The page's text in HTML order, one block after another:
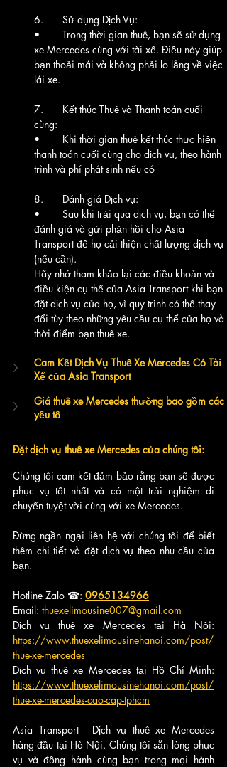
6.	Sử dụng Dịch Vụ:
•	Trong thời gian thuê, bạn sẽ sử dụng
xe Mercedes cùng với tài xế. Điều này giúp
bạn thoải mái và không phải lo lắng về việc
lái xe.
7.	Kết thúc Thuê và Thanh toán cuối
cùng:
•	Khi thời gian thuê kết thúc thực hiện
thanh toán cuối cùng cho dịch vụ, theo hành
trình và phí phát sinh nếu có
8.	Đánh giá Dịch vụ:
•	Sau khi trải qua dịch vụ, bạn có thể
đánh giá và gửi phản hồi cho Asia
Transport để họ cải thiện chất lượng dịch vụ
(nếu cần).
Hãy nhớ tham khảo lại các điều khoản và
điều kiện cụ thể của Asia Transport khi bạn
đặt dịch vụ của họ, vì quy trình có thể thay
đổi tùy theo những yêu cầu cụ thể của họ và
thời điểm bạn thuê xe.
Cam Kết Dịch Vụ Thuê Xe Mercedes Có Tài
Xế của Asia Transport
Giá thuê xe Mercedes thường bao gồm các
yếu tố
Đặt dịch vụ thuê xe Mercedes của chúng tôi:
Chúng tôi cam kết đảm bảo rằng bạn sẽ được
phục vụ tốt nhất và có một trải nghiệm di
chuyển tuyệt vời cùng với xe Mercedes.
Đừng ngần ngại liên hệ với chúng tôi để biết
thêm chi tiết và đặt dịch vụ theo nhu cầu của
bạn.
Hotline Zalo ☎: 0965134966
Email: thuexelimousine007@gmail.com
https://www.thuexelimousinehanoi.com/post/
thue-xe-mercedes
https://www.thuexelimousinehanoi.com/post/
thue-xe-mercedes-cao-cap-tphcm
Asia Transport - Dịch vụ thuê xe Mercedes
hàng đầu tại Hà Nội. Chúng tôi sẵn lòng phục
vụ và đồng hành cùng bạn trong mọi hành